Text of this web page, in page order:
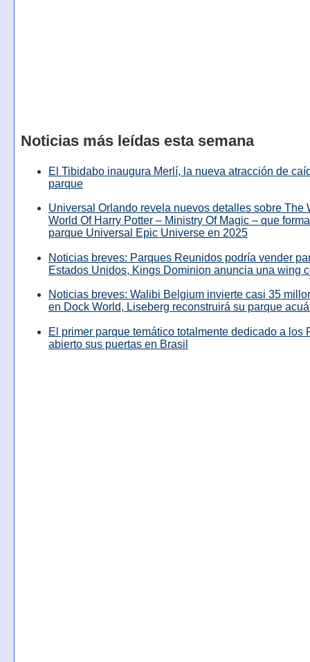
Noticias más leídas esta semana
El Tibidabo inaugura Merlí, la nueva atracción de
parque
Universal Orlando revela nuevos detalles sobre The
World Of Harry Potter – Ministry Of Magic – que
parque Universal Epic Universe en 2025
Noticias breves: Parques Reunidos podría vender
Estados Unidos, Kings Dominion anuncia una wing
Noticias breves: Walibi Belgium invierte casi 35
en Dock World, Liseberg reconstruirá su parque
El primer parque temático totalmente dedicado a los
abierto sus puertas en Brasil